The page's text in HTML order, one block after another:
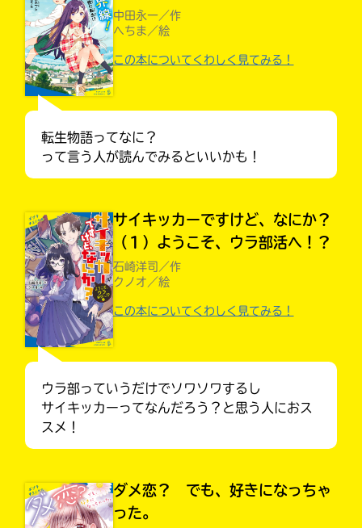
本を飛び出して
大人気
中田永一／作
へちま／絵
この本についてくわしく見てみる！
転生物語ってなに？
って言う人が読んでみるといいかも！
サイキッカーですけど、なにか？
（１）ようこそ、ウラ部活へ！？
石崎洋司／作
クノオ／絵
この本についてくわしく見てみる！
ウラ部っていうだけでソワソワするし
サイキッカーってなんだろう？と思う人におス
スメ！
ダメ恋？ でも、好きになっちゃ
った。